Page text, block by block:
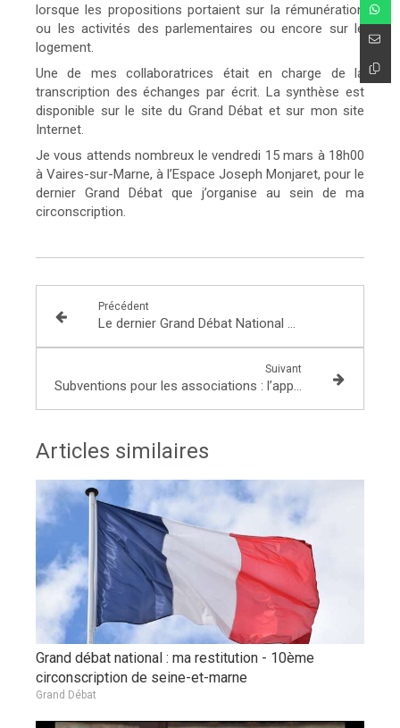
lorsque les propositions portaient sur la rémunération
ou les activités des parlementaires ou encore sur le
logement.
Une de mes collaboratrices était en charge de la
transcription des échanges par écrit. La synthèse est
disponible sur le site du Grand Débat et sur mon site
Internet.
Je vous attends nombreux le vendredi 15 mars à 18h00
à Vaires-sur-Marne, à l’Espace Joseph Monjaret, pour le
dernier Grand Débat que j’organise au sein de ma
circonscription.
Précédent
Le dernier Grand Débat National dans ma circonscription !
Suivant
Subventions pour les associations : l’appel à projets « Fonctionnement et innovation » 2019 est ouvert !
Articles similaires
Grand débat national : ma restitution - 10ème
circonscription de seine-et-marne
Grand Débat